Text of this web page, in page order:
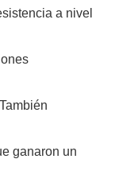
a nivel
ganaron un